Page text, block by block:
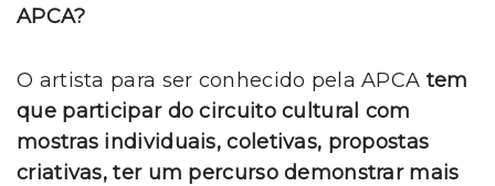
APCA?
O artista para ser conhecido pela APCA tem
que participar do circuito cultural com
mostras individuais, coletivas, propostas
criativas, ter um percurso demonstrar mais